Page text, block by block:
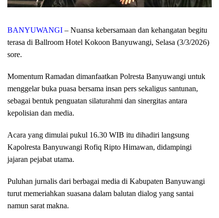
BANYUWANGI – Nuansa kebersamaan dan kehangatan begitu
terasa di Ballroom Hotel Kokoon Banyuwangi, Selasa (3/3/2026)
sore.
Momentum Ramadan dimanfaatkan Polresta Banyuwangi untuk
menggelar buka puasa bersama insan pers sekaligus santunan,
sebagai bentuk penguatan silaturahmi dan sinergitas antara
kepolisian dan media.
Acara yang dimulai pukul 16.30 WIB itu dihadiri langsung
Kapolresta Banyuwangi Rofiq Ripto Himawan, didampingi
jajaran pejabat utama.
Puluhan jurnalis dari berbagai media di Kabupaten Banyuwangi
turut memeriahkan suasana dalam balutan dialog yang santai
namun sarat makna.